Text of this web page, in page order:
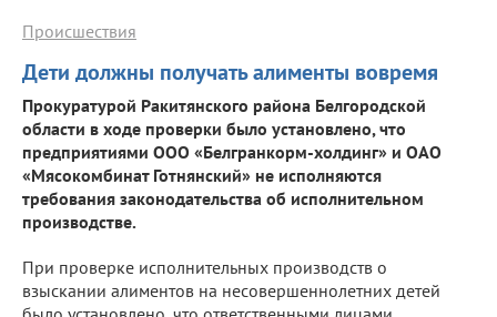
Дети должны получать алименты вовремя
Происшествия
Прокуратурой Ракитянского района Белгородской
области в ходе проверки было установлено, что
предприятиями ООО «Белгранкорм-холдинг» и ОАО
«Мясокомбинат Готнянский» не исполняются
требования законодательства об исполнительном
производстве.
При проверке исполнительных производств о
взыскании алиментов на несовершеннолетних детей